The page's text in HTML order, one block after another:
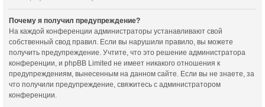
Почему я получил предупреждение?
На каждой конференции администраторы устанавливают свой
собственный свод правил. Если вы нарушили правило, вы можете
получить предупреждение. Учтите, что это решение администратора
конференции, и phpBB Limited не имеет никакого отношения к
предупреждениям, вынесенным на данном сайте. Если вы не знаете, за
что получили предупреждение, свяжитесь с администратором
конференции.